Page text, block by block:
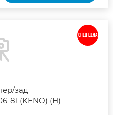
СПЕЦ ЦЕНА
зад
81 (KENO) (Н)